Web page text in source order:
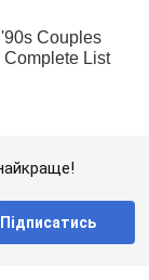
Підписатись